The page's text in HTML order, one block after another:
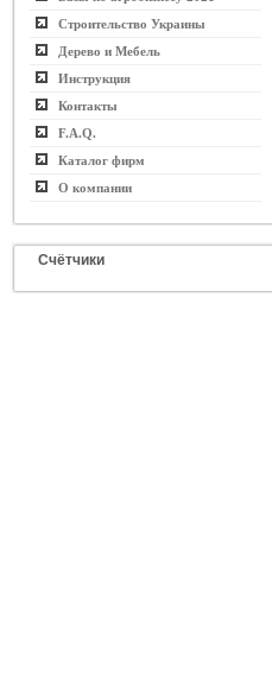
Строительство Украины
Дерево и Мебель
Инструкция
Контакты
F.A.Q.
Каталог фирм
О компании
Счётчики